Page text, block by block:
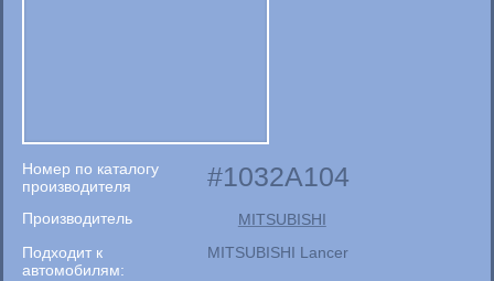
Номер по каталогу
производителя
1032A104
Производитель
MITSUBISHI
Подходит к
автомобилям:
MITSUBISHI Lancer